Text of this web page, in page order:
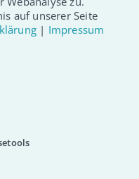
viel Spaß
Nähe.
wirst du
an
aktiv. Engagier
auf unserer Seite
| Impressum